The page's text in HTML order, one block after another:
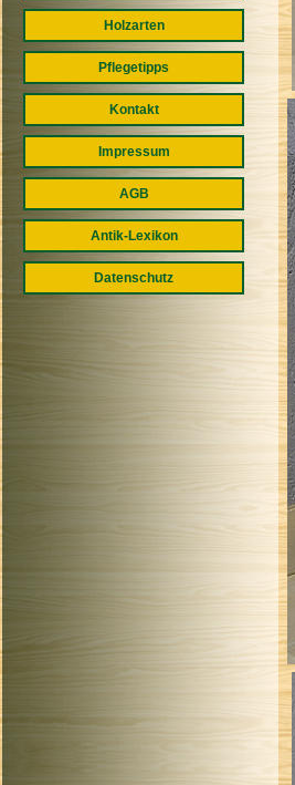
Holzarten
Pflegetipps
Kontakt
Impressum
AGB
Antik-Lexikon
Datenschutz